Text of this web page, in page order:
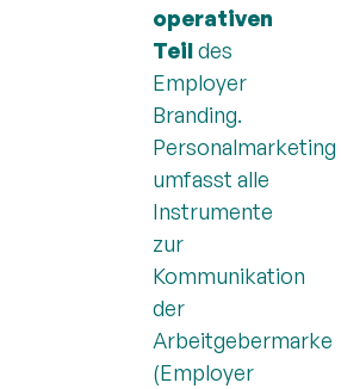
operativen
Teildes
Employer
Branding.
Personalmarketing
umfasst alle
Instrumente
zur
Kommunikation
der
Arbeitgebermarke
(Employer